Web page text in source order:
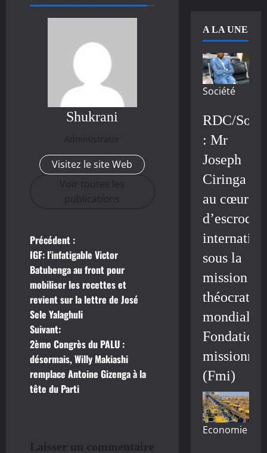
Shukrani
Administrator
Visitez le site Web
Voir toutes les
publications
N
a
v
i
g
a
t
o
Précédent :
IGF: l’infatigable Victor
Batubenga au front pour
mobiliser les recettes et
revient sur la lettre de José
Sele Yalaghuli
Suivant:
2ème Congrès du PALU :
désormais, Willy Makiashi
remplace Antoine Gizenga à la
tête du Parti
Laisser un commentaire
A LA UNE
Société
RDC/
: Mr
Joseph
Ciringa
au cœur
sous la
mission
mondiale/
Fondation
(Fmi)
Economie